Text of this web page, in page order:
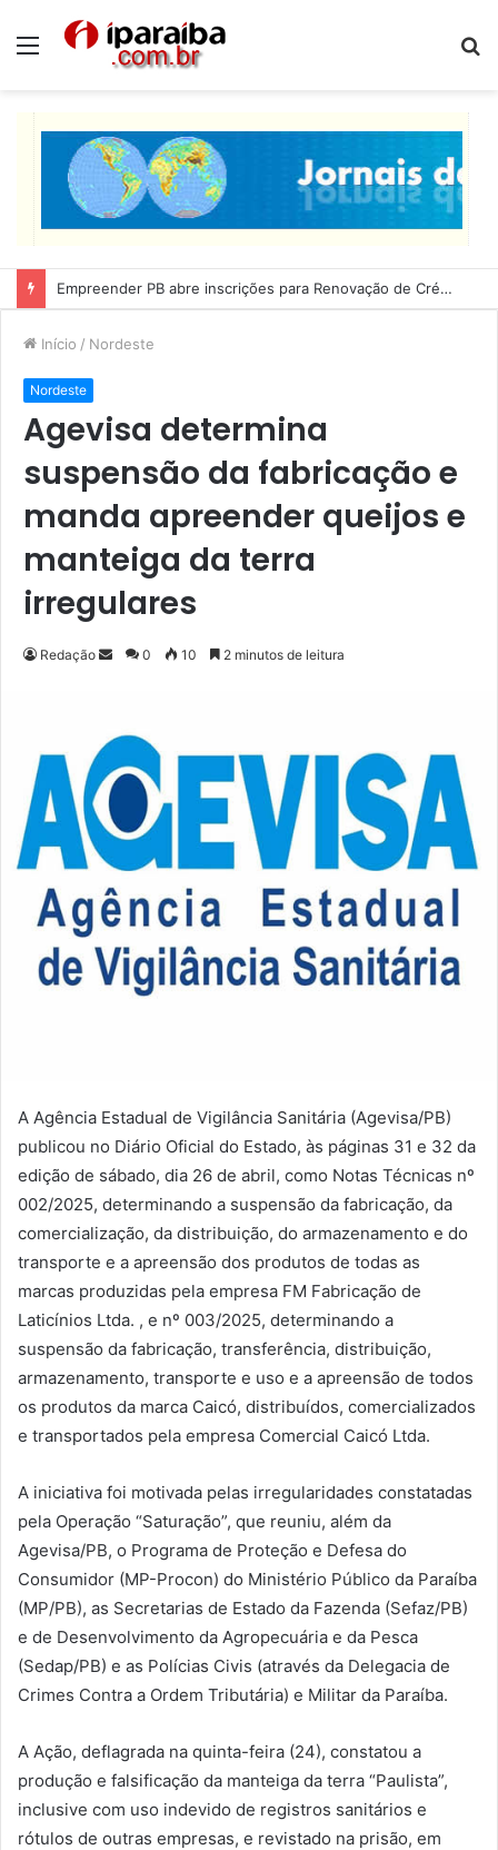
Menu
Lucas Ribeiro inspeciona obras da última etapa do Centro de Convenções
Início / Nordeste
Nordeste
Agevisa determina
suspensão da fabricação e
manda apreender queijos e
manteiga da terra
irregulares
Redação
d
u
e
-
m
a
i
l
0 10 2 minutos de leitura
A Agência Estadual de Vigilância Sanitária (Agevisa/PB)
publicou no Diário Oficial do Estado, às páginas 31 e 32 da
edição de sábado, dia 26 de abril, como Notas Técnicas nº
002/2025, determinando a suspensão da fabricação, da
comercialização, da distribuição, do armazenamento e do
transporte e a apreensão dos produtos de todas as
marcas produzidas pela empresa FM Fabricação de
Laticínios Ltda. , e nº 003/2025, determinando a
suspensão da fabricação, transferência, distribuição,
armazenamento, transporte e uso e a apreensão de todos
os produtos da marca Caicó, distribuídos, comercializados
e transportados pela empresa Comercial Caicó Ltda.
A iniciativa foi motivada pelas irregularidades constatadas
pela Operação “Saturação”, que reuniu, além da
Agevisa/PB, o Programa de Proteção e Defesa do
Consumidor (MP-Procon) do Ministério Público da Paraíba
(MP/PB), as Secretarias de Estado da Fazenda (Sefaz/PB)
e de Desenvolvimento da Agropecuária e da Pesca
(Sedap/PB) e as Polícias Civis (através da Delegacia de
Crimes Contra a Ordem Tributária) e Militar da Paraíba.
A Ação, deflagrada na quinta-feira (24), constatou a
produção e falsificação da manteiga da terra “Paulista”,
inclusive com uso indevido de registros sanitários e
rótulos de outras empresas, e revistado na prisão, em